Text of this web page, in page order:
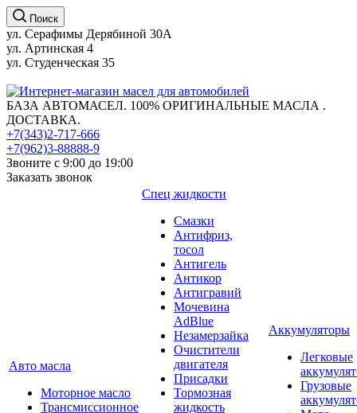
Поиск
ул. Серафимы Дерябиной 30А
ул. Артинская 4
ул. Студенческая 35
БАЗА АВТОМАСЕЛ. 100% ОРИГИНАЛЬНЫЕ МАСЛА .
ДОСТАВКА.
+7(343)2-717-666
+7(962)3-88888-9
Звоните с 9:00 до 19:00
Заказать звонок
Авто масла
Моторное масло
Трансмиссионное
Спец жидкости
Смазки
Антифриз,
тосол
Антигель
Антикор
Антигравий
Мочевина
AdBlue
Незамерзайка
Очистители
двигателя
Присадки
Тормозная
жидкость
Аккумуляторы
Легковые
Грузовые